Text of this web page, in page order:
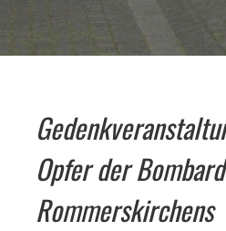
Opfer der
Rommerskirchens